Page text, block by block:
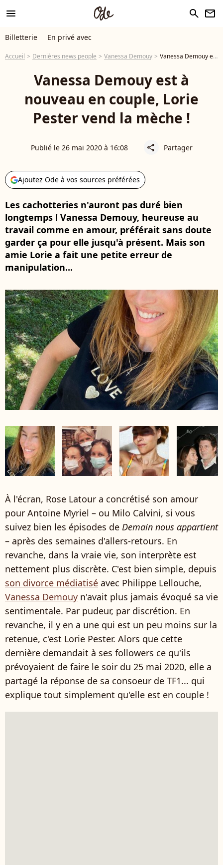
menu search newsletter
Billetterie En privé avec
Accueil Dernières news people Vanessa Demouy Vanessa Demouy est à nouveau en couple, Lorie Pester vend la mèche !
Vanessa Demouy est à
nouveau en couple, Lorie
Pester vend la mèche !
Publié le 26 mai 2020 à 16:08 share Partager
Ajoutez Ode à vos sources préférées
Les cachotteries n'auront pas duré bien
longtemps ! Vanessa Demouy, heureuse au
travail comme en amour, préférait sans doute
garder ça pour elle jusqu'à présent. Mais son
amie Lorie a fait une petite erreur de
manipulation...
À l'écran, Rose Latour a concrétisé son amour
pour Antoine Myriel – ou Milo Calvini, si vous
suivez bien les épisodes de Demain nous appartient
– après des semaines d'allers-retours. En
revanche, dans la vraie vie, son interprète est
nettement plus discrète. C'est bien simple, depuis
son divorce médiatisé avec Philippe Lellouche,
Vanessa Demouy n'avait plus jamais évoqué sa vie
sentimentale. Par pudeur, par discrétion. En
revanche, il y en a une qui est un peu moins sur la
retenue, c'est Lorie Pester. Alors que cette
dernière demandait à ses followers ce qu'ils
prévoyaient de faire le soir du 25 mai 2020, elle a
partagé la réponse de sa consoeur de TF1... qui
explique tout simplement qu'elle est en couple !